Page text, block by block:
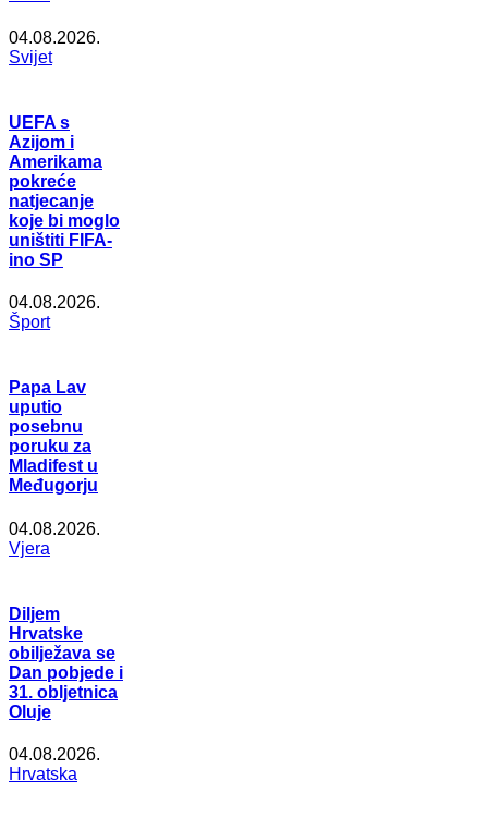
04.08.2026.
Svijet
UEFA s
Azijom i
Amerikama
pokreće
natjecanje
koje bi moglo
uništiti FIFA-
ino SP
04.08.2026.
Šport
Papa Lav
uputio
posebnu
poruku za
Mladifest u
Međugorju
04.08.2026.
Vjera
Diljem
Hrvatske
obilježava se
Dan pobjede i
31. obljetnica
Oluje
04.08.2026.
Hrvatska